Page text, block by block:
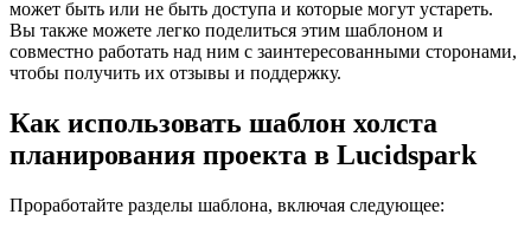
может быть или не быть доступа и которые могут устареть.
Вы также можете легко поделиться этим шаблоном и
совместно работать над ним с заинтересованными сторонами,
чтобы получить их отзывы и поддержку.
Как использовать шаблон холста
планирования проекта в Lucidspark
Проработайте разделы шаблона, включая следующее: